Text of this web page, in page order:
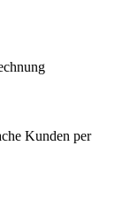
Kunden per